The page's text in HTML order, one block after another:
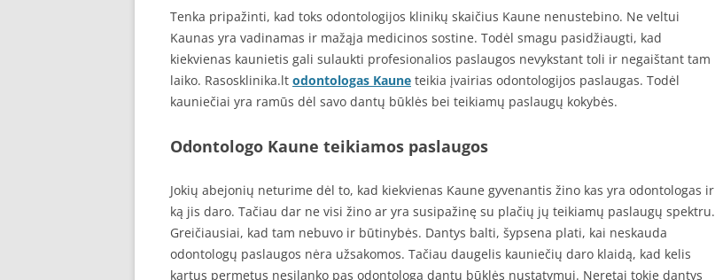
Tenka pripažinti, kad toks odontologijos klinikų skaičius Kaune nenustebino. Ne veltui
Kaunas yra vadinamas ir mažąja medicinos sostine. Todėl smagu pasidžiaugti, kad
kiekvienas kaunietis gali sulaukti profesionalios paslaugos nevykstant toli ir negaištant tam
laiko. Rasosklinika.lt odontologas Kaune teikia įvairias odontologijos paslaugas. Todėl
kauniečiai yra ramūs dėl savo dantų būklės bei teikiamų paslaugų kokybės.
Odontologo Kaune teikiamos paslaugos
Jokių abejonių neturime dėl to, kad kiekvienas Kaune gyvenantis žino kas yra odontologas ir
ką jis daro. Tačiau dar ne visi žino ar yra susipažinę su plačių jų teikiamų paslaugų spektru.
Greičiausiai, kad tam nebuvo ir būtinybės. Dantys balti, šypsena plati, kai neskauda
odontologų paslaugos nėra užsakomos. Tačiau daugelis kauniečių daro klaidą, kad kelis
kartus permetus nesilanko pas odontologą dantų būklės nustatymui. Neretai tokie dantys